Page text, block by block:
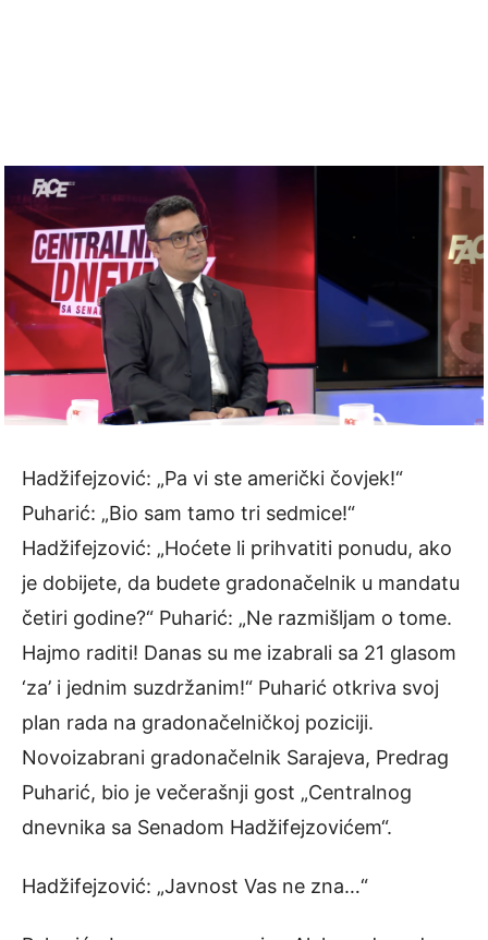
Hadžifejzović: „Pa vi ste američki čovjek!“
Puharić: „Bio sam tamo tri sedmice!“
Hadžifejzović: „Hoćete li prihvatiti ponudu, ako
je dobijete, da budete gradonačelnik u mandatu
četiri godine?“ Puharić: „Ne razmišljam o tome.
Hajmo raditi! Danas su me izabrali sa 21 glasom
‘za’ i jednim suzdržanim!“ Puharić otkriva svoj
plan rada na gradonačelničkoj poziciji.
Novoizabrani gradonačelnik Sarajeva, Predrag
Puharić, bio je večerašnji gost „Centralnog
dnevnika sa Senadom Hadžifejzovićem“.
Hadžifejzović: „Javnost Vas ne zna…“